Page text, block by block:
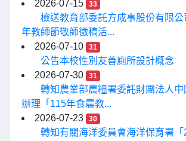
2026-07-15
33
檢送教育部委託方成事股份有限
年教師節敬師徵稿活...
2026-07-10
31
公告本校性別友善廁所設計概念
2026-07-30
31
轉知農業部農糧署委託財團法人
辦理「115年食農教...
2026-07-23
30
轉知有關海洋委員會海洋保育署